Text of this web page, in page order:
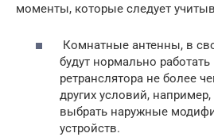
моменты, которые следует
Комнатные антенны, в
будут нормально
ретранслятора не более
других условий,
выбрать наружные
устройств.